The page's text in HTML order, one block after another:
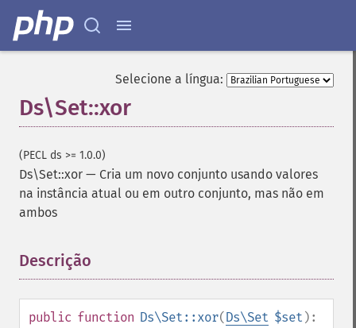
Selecione a língua:
Ds\Set::xor
(PECL ds >= 1.0.0)
Ds\Set::xor — Cria um novo conjunto usando valores
na instância atual ou em outro conjunto, mas não em
ambos
Descrição
public function Ds\Set::xor(Ds\Set $set ):